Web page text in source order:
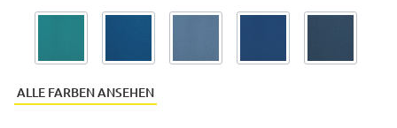
ALLE FARBEN ANSEHEN